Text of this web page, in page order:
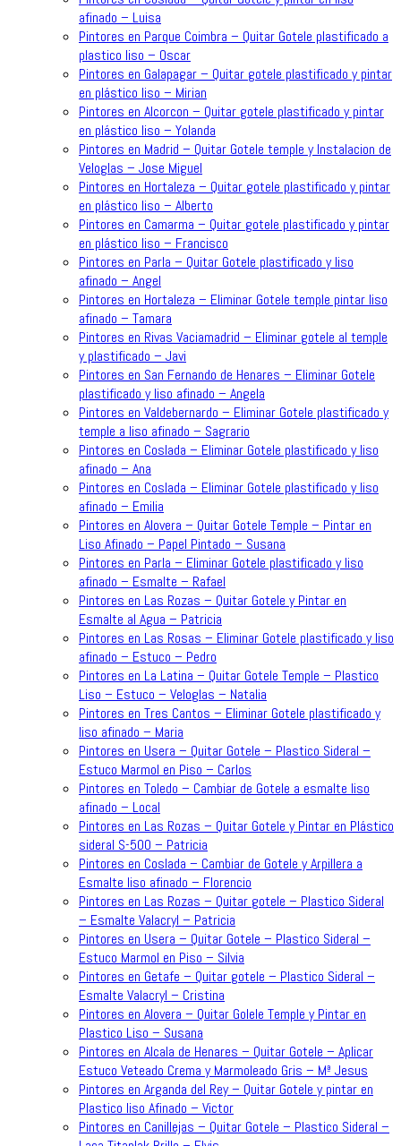
afinado – Luisa
Pintores en Parque Coimbra – Quitar Gotele plastificado a
plastico liso – Oscar
Pintores en Galapagar – Quitar gotele plastificado y pintar
en plástico liso – Mirian
Pintores en Alcorcon – Quitar gotele plastificado y pintar
en plástico liso – Yolanda
Pintores en Madrid – Quitar Gotele temple y Instalacion de
Veloglas – Jose Miguel
Pintores en Hortaleza – Quitar gotele plastificado y pintar
en plástico liso – Alberto
Pintores en Camarma – Quitar gotele plastificado y pintar
en plástico liso – Francisco
Pintores en Parla – Quitar Gotele plastificado y liso
afinado – Angel
Pintores en Hortaleza – Eliminar Gotele temple pintar liso
afinado – Tamara
Pintores en Rivas Vaciamadrid – Eliminar gotele al temple
y plastificado – Javi
Pintores en San Fernando de Henares – Eliminar Gotele
plastificado y liso afinado – Angela
Pintores en Valdebernardo – Eliminar Gotele plastificado y
temple a liso afinado – Sagrario
Pintores en Coslada – Eliminar Gotele plastificado y liso
afinado – Ana
Pintores en Coslada – Eliminar Gotele plastificado y liso
afinado – Emilia
Pintores en Alovera – Quitar Gotele Temple – Pintar en
Liso Afinado – Papel Pintado – Susana
Pintores en Parla – Eliminar Gotele plastificado y liso
afinado – Esmalte – Rafael
Pintores en Las Rozas – Quitar Gotele y Pintar en
Esmalte al Agua – Patricia
Pintores en Las Rosas – Eliminar Gotele plastificado y liso
afinado – Estuco – Pedro
Pintores en La Latina – Quitar Gotele Temple – Plastico
Liso – Estuco – Veloglas – Natalia
Pintores en Tres Cantos – Eliminar Gotele plastificado y
liso afinado – Maria
Pintores en Usera – Quitar Gotele – Plastico Sideral –
Estuco Marmol en Piso – Carlos
Pintores en Toledo – Cambiar de Gotele a esmalte liso
afinado – Local
Pintores en Las Rozas – Quitar Gotele y Pintar en Plástico
sideral S-500 – Patricia
Pintores en Coslada – Cambiar de Gotele y Arpillera a
Esmalte liso afinado – Florencio
Pintores en Las Rozas – Quitar gotele – Plastico Sideral
– Esmalte Valacryl – Patricia
Pintores en Usera – Quitar Gotele – Plastico Sideral –
Estuco Marmol en Piso – Silvia
Pintores en Getafe – Quitar gotele – Plastico Sideral –
Esmalte Valacryl – Cristina
Pintores en Alovera – Quitar Golele Temple y Pintar en
Plastico Liso – Susana
Pintores en Alcala de Henares – Quitar Gotele – Aplicar
Estuco Veteado Crema y Marmoleado Gris – Mª Jesus
Pintores en Arganda del Rey – Quitar Gotele y pintar en
Plastico liso Afinado – Victor
Pintores en Canillejas – Quitar Gotele – Plastico Sideral –